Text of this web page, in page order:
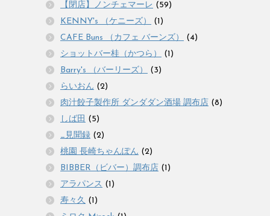
【閉店】ノンチェマーレ (59)
KENNY's （ケニーズ）
(1)
CAFE Buns （カフェ バーンズ）
(4)
ショットバー桂（かつら）
(1)
Barry's （バーリーズ）
(3)
らいおん (2)
肉汁餃子製作所 ダンダダン酒場 調布店 (8)
しば田 (5)
_見聞録 (2)
桃園 長崎ちゃんぽん (2)
BIBBER（ビバー）調布店 (1)
アラパンス (1)
寿々久 (1)